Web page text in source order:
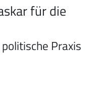
für die
Praxis